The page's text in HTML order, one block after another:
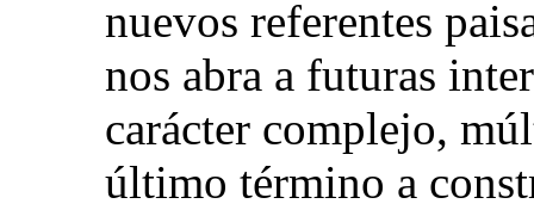
nuevos referentes
nos abra a futuras
carácter complejo,
último término a